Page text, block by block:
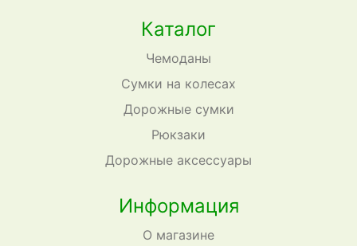
Каталог
Чемоданы
Сумки на колесах
Дорожные сумки
Рюкзаки
Дорожные аксессуары
Информация
О магазине